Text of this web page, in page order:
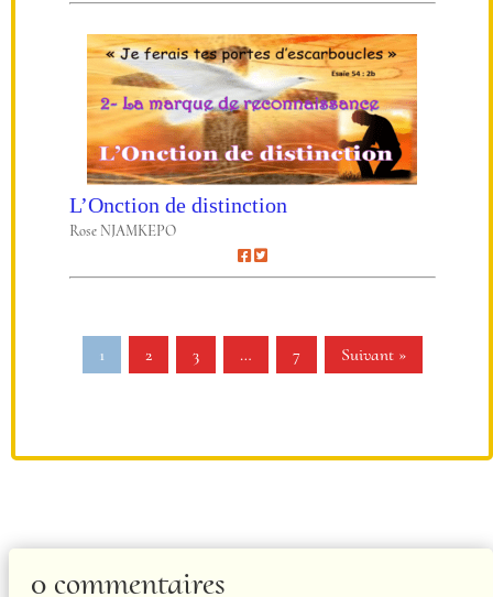
L’Onction de distinction
Rose NJAMKEPO
1 2 3 … 7 Suivant »
0 commentaires